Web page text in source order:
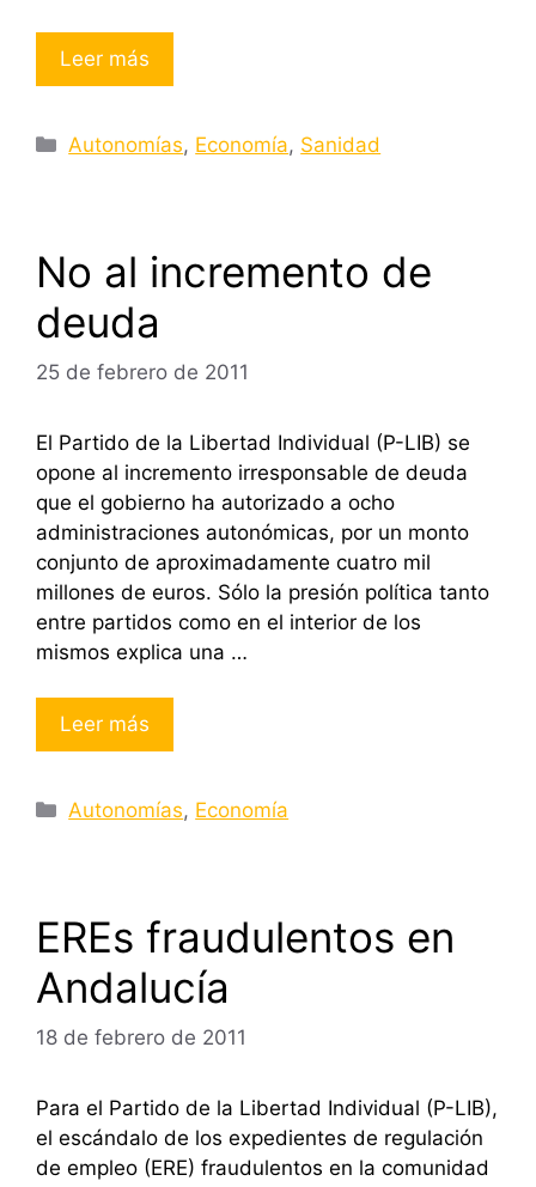
Leer más
Categorías
Autonomías, Economía, Sanidad
No al incremento de
deuda
25 de febrero de 2011
El Partido de la Libertad Individual (P-LIB) se
opone al incremento irresponsable de deuda
que el gobierno ha autorizado a ocho
administraciones autonómicas, por un monto
conjunto de aproximadamente cuatro mil
millones de euros. Sólo la presión política tanto
entre partidos como en el interior de los
mismos explica una …
Leer más
Categorías
Autonomías, Economía
EREs fraudulentos en
Andalucía
18 de febrero de 2011
Para el Partido de la Libertad Individual (P-LIB),
el escándalo de los expedientes de regulación
de empleo (ERE) fraudulentos en la comunidad